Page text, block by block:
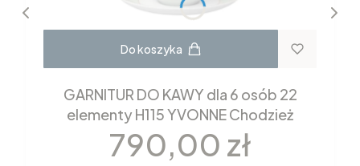
Do koszyka
GARNITUR DO KAWY dla 6 osób 22
elementy H115 YVONNE Chodzież
Cena
790,00 zł